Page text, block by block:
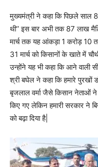
मुख्यमंत्री ने कहा कि पिछले साल
थी’’ इस बार अभी तक 87 लाख
मार्च तक यह आंकड़ा 1 करोड़ 10
31 मार्च को किसानों के खाते में
उन्होंने यह भी कहा कि आने वाली
श्री बघेल ने कहा कि हमारे पुरखों
बृजलाल वर्मा जैसे किसान नेताओं
किए गए लेकिन हमारी सरकार ने
को बढ़ा दिया है|